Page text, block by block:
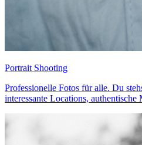
Portrait Shooting
Professionelle Fotos für alle. Du
interessante Locations, authentische